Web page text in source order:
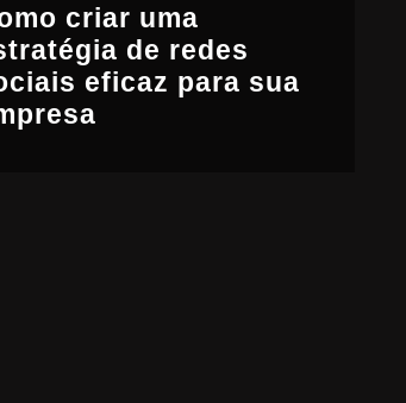
criar uma
de redes
eficaz para sua